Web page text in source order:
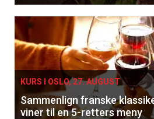
KURS I OSLO, 27. AUGUST
Sammenlign franske
viner til en 5-retters meny